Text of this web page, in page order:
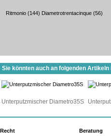
Ritmonio (144) Diametrotrentacinque (56)
Sie könnten auch an folgenden
Unterputzmischer Diametro35S
Recht
Beratung